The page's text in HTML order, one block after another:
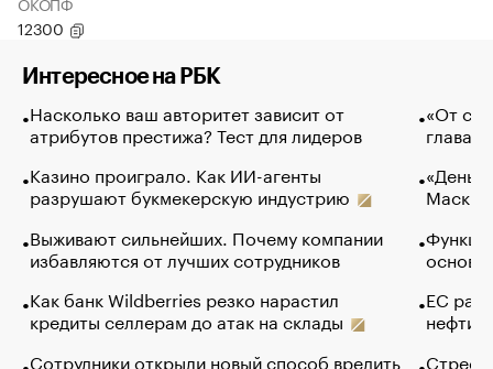
12300
Интересное на РБК
Насколько ваш авторитет зависит от
атрибутов престижа? Тест для лидеров
Казино проиграло. Как ИИ-агенты
разрушают букмекерскую индустрию
Выживают сильнейших. Почему компании
избавляются от лучших сотрудников
Как банк Wildberries резко нарастил
кредиты селлерам до атак на склады
Сотрудники открыли новый способ вредить
«От
глава
Маск в
основ
ЕС
нефти